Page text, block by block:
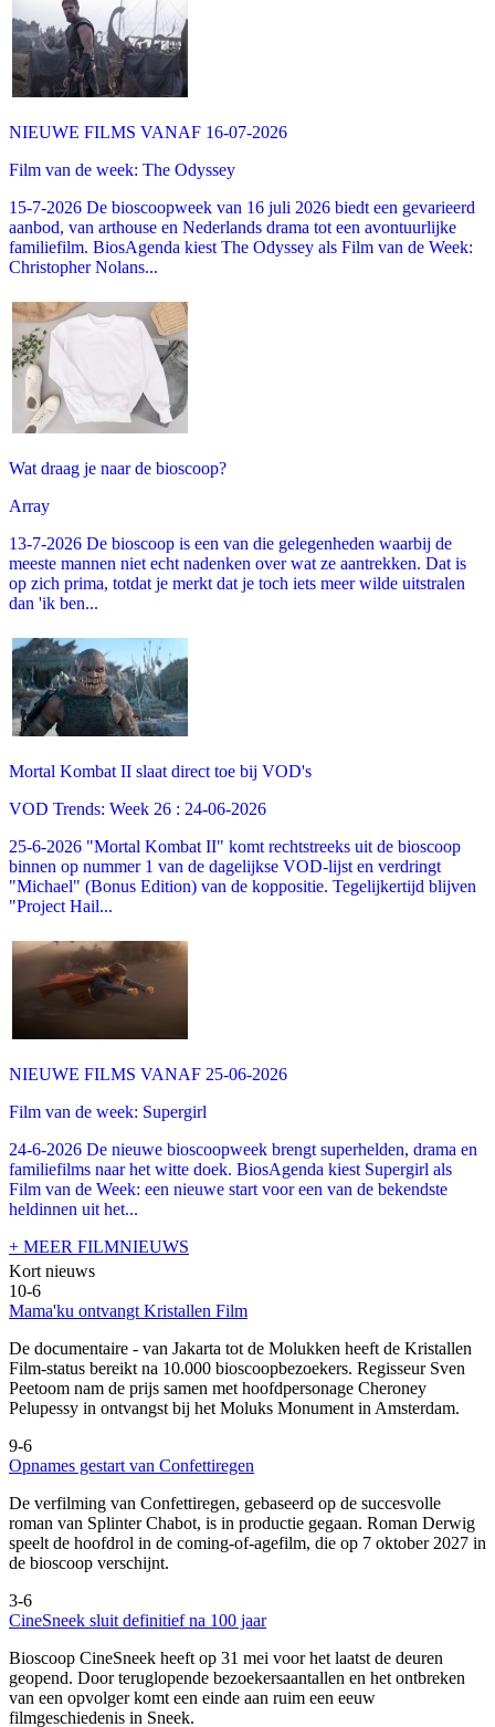
NIEUWE FILMS VANAF 16-07-2026
Film van de week: The Odyssey
15-7-2026 De bioscoopweek van 16 juli 2026 biedt een gevarieerd
aanbod, van arthouse en Nederlands drama tot een avontuurlijke
familiefilm. BiosAgenda kiest The Odyssey als Film van de Week:
Christopher Nolans...
Wat draag je naar de bioscoop?
Array
13-7-2026 De bioscoop is een van die gelegenheden waarbij de
meeste mannen niet echt nadenken over wat ze aantrekken. Dat is
op zich prima, totdat je merkt dat je toch iets meer wilde uitstralen
dan 'ik ben...
Mortal Kombat II slaat direct toe bij VOD's
VOD Trends: Week 26 : 24-06-2026
25-6-2026 "Mortal Kombat II" komt rechtstreeks uit de bioscoop
binnen op nummer 1 van de dagelijkse VOD-lijst en verdringt
"Michael" (Bonus Edition) van de koppositie. Tegelijkertijd blijven
"Project Hail...
NIEUWE FILMS VANAF 25-06-2026
Film van de week: Supergirl
24-6-2026 De nieuwe bioscoopweek brengt superhelden, drama en
familiefilms naar het witte doek. BiosAgenda kiest Supergirl als
Film van de Week: een nieuwe start voor een van de bekendste
heldinnen uit het...
+ MEER FILMNIEUWS
Kort nieuws
10-6
Mama'ku ontvangt Kristallen Film
De documentaire - van Jakarta tot de Molukken heeft de Kristallen
Film-status bereikt na 10.000 bioscoopbezoekers. Regisseur Sven
Peetoom nam de prijs samen met hoofdpersonage Cheroney
Pelupessy in ontvangst bij het Moluks Monument in Amsterdam.
9-6
Opnames gestart van Confettiregen
De verfilming van Confettiregen, gebaseerd op de succesvolle
roman van Splinter Chabot, is in productie gegaan. Roman Derwig
speelt de hoofdrol in de coming-of-agefilm, die op 7 oktober 2027 in
de bioscoop verschijnt.
3-6
CineSneek sluit definitief na 100 jaar
Bioscoop CineSneek heeft op 31 mei voor het laatst de deuren
geopend. Door teruglopende bezoekersaantallen en het ontbreken
van een opvolger komt een einde aan ruim een eeuw
filmgeschiedenis in Sneek.